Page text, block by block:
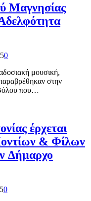
Μαγνησίας
0
μουσική,
στην
που…
έρχεται
& Φίλων
Δήμαρχο
0